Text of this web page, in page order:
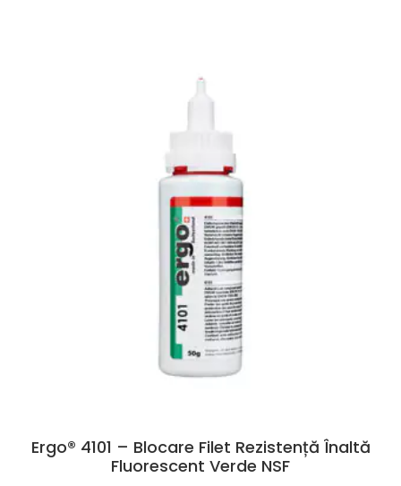
Ergo® 4101 – Blocare Filet Rezistență Înaltă
Fluorescent Verde NSF